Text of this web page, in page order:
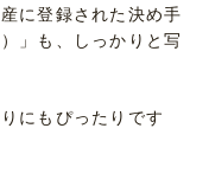
に登録された決め手
」も、しっかりと写
にもぴったりです